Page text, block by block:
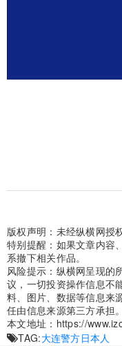
版权声明：未经纵横网授
特别提醒：如果文章内容
系撤下相关作品。
风险提示：纵横网呈现的
议，一切投资操作信息不
料、图片、数据等信息来
任由信息来源第三方承担。
本文地址： https://
TAG:大连警方日本人